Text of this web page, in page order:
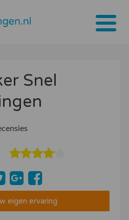
Snel
eigen ervaring